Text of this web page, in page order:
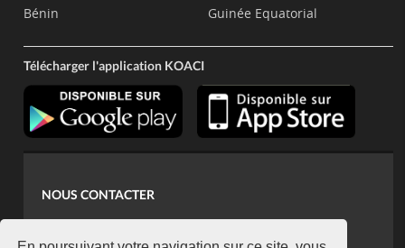
Bénin
Guinée Equatorial
Télécharger l'application KOACI
NOUS CONTACTER